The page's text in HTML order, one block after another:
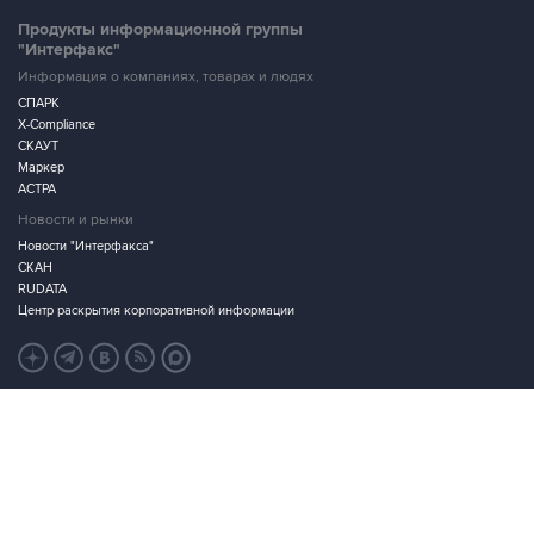
Продукты информационной группы
"Интерфакс"
Информация о компаниях, товарах и людях
СПАРК
X-Compliance
СКАУТ
Маркер
АСТРА
Новости и рынки
Новости "Интерфакса"
СКАН
RUDATA
Центр раскрытия корпоративной информации